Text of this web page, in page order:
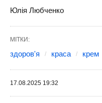
Юлія Любченко
МІТКИ:
здоров'я краса крем
17.08.2025 19:32